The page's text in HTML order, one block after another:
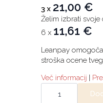
3 x 21,00 €
Želim izbrati svoje
6 x 11,61 €
Leanpay
stroška ocene
Več informacij |
Reducirni